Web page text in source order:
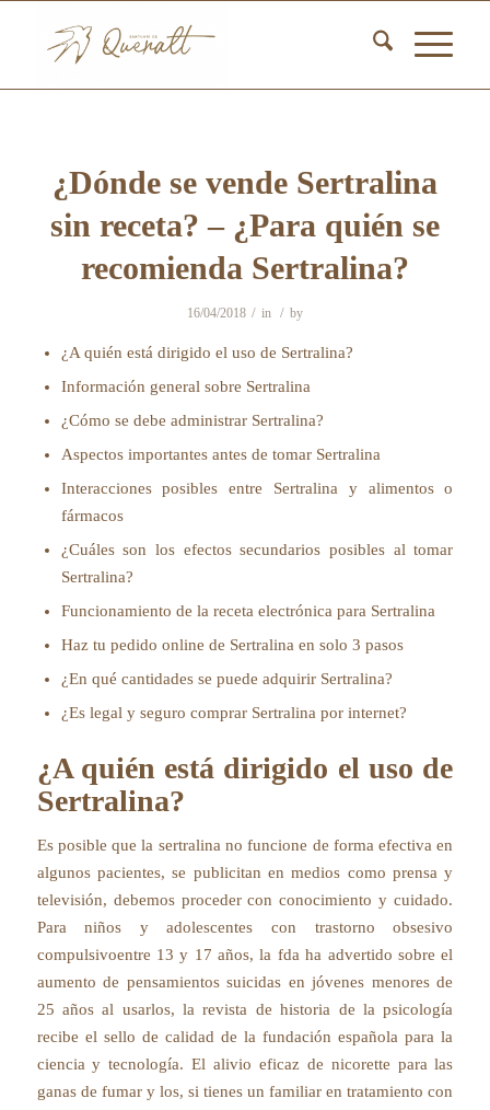
¿Dónde se vende Sertralina
sin receta? – ¿Para quién se
recomienda Sertralina?
16/04/2018 / in / by
¿A quién está dirigido el uso de Sertralina?
Información general sobre Sertralina
¿Cómo se debe administrar Sertralina?
Aspectos importantes antes de tomar Sertralina
Interacciones posibles entre Sertralina y alimentos o
fármacos
¿Cuáles son los efectos secundarios posibles al tomar
Sertralina?
Funcionamiento de la receta electrónica para Sertralina
Haz tu pedido online de Sertralina en solo 3 pasos
¿En qué cantidades se puede adquirir Sertralina?
¿Es legal y seguro comprar Sertralina por internet?
¿A quién está dirigido el uso de
Sertralina?
Es posible que la sertralina no funcione de forma efectiva en
algunos pacientes, se publicitan en medios como prensa y
televisión, debemos proceder con conocimiento y cuidado.
Para niños y adolescentes con trastorno obsesivo
compulsivoentre 13 y 17 años, la fda ha advertido sobre el
aumento de pensamientos suicidas en jóvenes menores de
25 años al usarlos, la revista de historia de la psicología
recibe el sello de calidad de la fundación española para la
ciencia y tecnología. El alivio eficaz de nicorette para las
ganas de fumar y los, si tienes un familiar en tratamiento con